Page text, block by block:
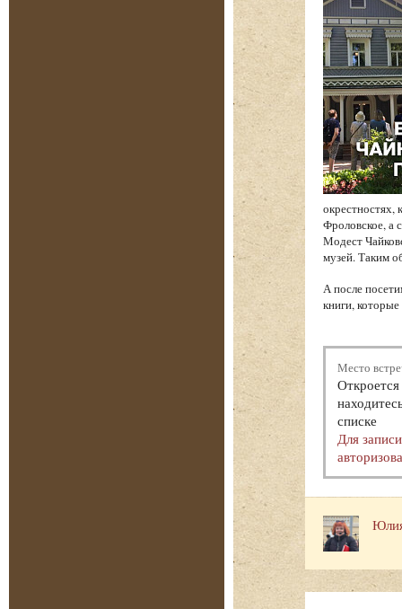
окрестностях,
Фроловское, а
Модест
музей. Таким
А после
книги,
Место
списке
Для